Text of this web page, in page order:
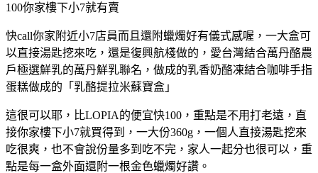
100你家樓下小7就有賣
快call你家附近小7店員而且還附蠟燭好有儀式感喔，一大盒可
以直接湯匙挖來吃，還是復興航棧做的，愛台灣結合萬丹酪農
戶極選鮮乳的萬丹鮮乳聯名，做成的乳香奶酪凍結合咖啡手指
蛋糕做成的「乳酪提拉米蘇寶盒」
這很可以耶，比LOPIA的便宜快100，重點是不用打老遠，直
接你家樓下小7就買得到，一大份360g，一個人直接湯匙挖來
吃很爽，也不會說份量多到吃不完，家人一起分也很可以，重
點是每一盒外面還附一根金色蠟燭好讚。